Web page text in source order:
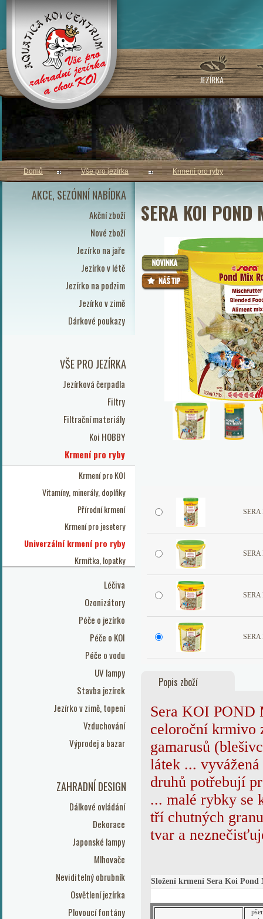
JEZÍRKA
AKCE, SEZÓNNÍ NABÍDKA
Akční zboží
Nové zboží
Jezírko na jaře
Jezírko v létě
Jezírko na podzim
Jezírko v zimě
Dárkové poukazy
VŠE PRO JEZÍRKA
Jezírková čerpadla
Filtry
Filtrační materiály
Koi HOBBY
Krmení pro ryby
Krmení pro KOI
Vitamíny, minerály, doplňky
Přírodní krmení
Krmení pro jesetery
Univerzální krmení pro ryby
Krmítka, lopatky
Léčiva
Ozonizátory
Péče o jezírko
Péče o KOI
Péče o vodu
UV lampy
Stavba jezírek
Jezírko v zimě, topení
Vzduchování
Výprodej a bazar
ZAHRADNÍ DESIGN
Dálkové ovládání
Dekorace
Japonské lampy
Mlhovače
Neviditelný obrubník
Osvětlení jezírka
Plovoucí fontány
Domů Vše pro jezírka Krmení pro ryby
SERA KOI
SERA
SERA
SERA
SERA
Popis zboží
Sera KOI POND
celoroční krmivo
gamarusů
látek ...
druhů potřebují
... malé rybky se
tří chutných
tvar a
Složení krmení Sera Koi